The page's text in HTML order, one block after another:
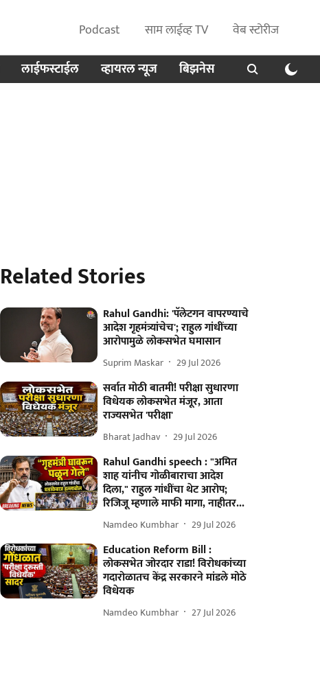
Podcast साम लाईव्ह TV
वेब स्टोरीज
लाईफस्टाईल व्हायरल न्यूज बिझनेस
Related Stories
Rahul Gandhi: 'पॅलेटगन वापरण्याचे
आदेश गृहमंत्र्यांचेच'; राहुल गांधींच्या
आरोपामुळे लोकसभेत घमासान
Suprim Maskar 29 Jul 2026
सर्वात मोठी बातमी! परीक्षा सुधारणा
विधेयक लोकसभेत मंजूर, आता
राज्यसभेत 'परीक्षा'
Bharat Jadhav 29 Jul 2026
Rahul Gandhi speech : "अमित
शाह यांनीच गोळीबाराचा आदेश
दिला," राहुल गांधींचा थेट आरोप;
रिजिजू म्हणाले माफी मागा, नाहीतर...
Namdeo Kumbhar 29 Jul 2026
Education Reform Bill :
लोकसभेत जोरदार राडा! विरोधकांच्या
गदारोळातच केंद्र सरकारने मांडले मोठे
विधेयक
Namdeo Kumbhar 27 Jul 2026